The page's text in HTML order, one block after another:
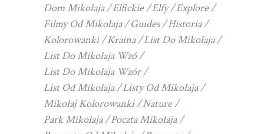
Dom Mikołaja
Elfickie Elfy
Explore
Filmy Od Mikołaja
Guides
Historia
Kolorowanki
Kraina
List Do Mikołaja
List Do Mikołaja Wzó
List Do Mikołaja Wzór
List Od Mikołaja
Listy Od Mikołaja
Mikołaj Kolorowanki
Nature
Park Mikołaja
Poczta Mikołaja